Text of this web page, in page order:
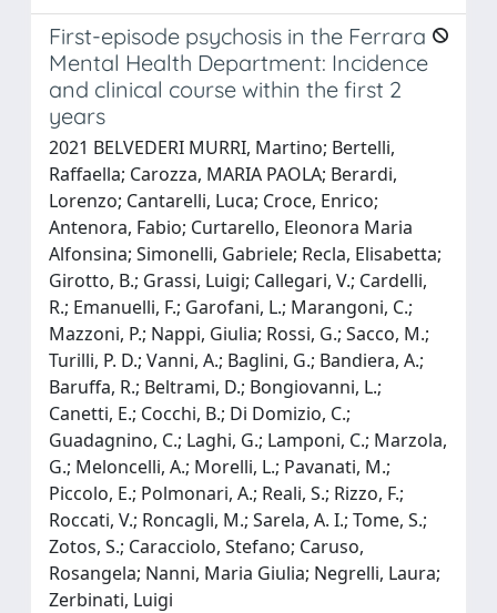
First-episode psychosis in the Ferrara
Mental Health Department: Incidence
and clinical course within the first 2
years
2021 BELVEDERI MURRI, Martino; Bertelli,
Raffaella; Carozza, MARIA PAOLA; Berardi,
Lorenzo; Cantarelli, Luca; Croce, Enrico;
Antenora, Fabio; Curtarello, Eleonora Maria
Alfonsina; Simonelli, Gabriele; Recla, Elisabetta;
Girotto, B.; Grassi, Luigi; Callegari, V.; Cardelli,
R.; Emanuelli, F.; Garofani, L.; Marangoni, C.;
Mazzoni, P.; Nappi, Giulia; Rossi, G.; Sacco, M.;
Turilli, P. D.; Vanni, A.; Baglini, G.; Bandiera, A.;
Baruffa, R.; Beltrami, D.; Bongiovanni, L.;
Canetti, E.; Cocchi, B.; Di Domizio, C.;
Guadagnino, C.; Laghi, G.; Lamponi, C.; Marzola,
G.; Meloncelli, A.; Morelli, L.; Pavanati, M.;
Piccolo, E.; Polmonari, A.; Reali, S.; Rizzo, F.;
Roccati, V.; Roncagli, M.; Sarela, A. I.; Tome, S.;
Zotos, S.; Caracciolo, Stefano; Caruso,
Rosangela; Nanni, Maria Giulia; Negrelli, Laura;
Zerbinati, Luigi